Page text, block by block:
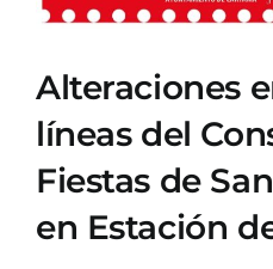
Alteraciones
líneas del
Fiestas de
en Estación